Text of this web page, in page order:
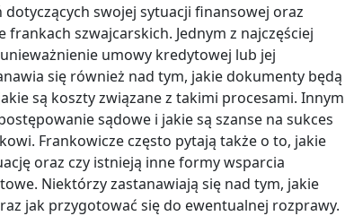
swojej sytuacji finansowej oraz
szwajcarskich. Jednym z najczęściej
umowy kredytowej lub jej
się również nad tym, jakie dokumenty będą
są koszty związane z takimi procesami. Innym
sądowe i jakie są szanse na sukces
Frankowicze często pytają także o to, jakie
oraz czy istnieją inne formy wsparcia
Niektórzy zastanawiają się nad tym, jakie
jak przygotować się do ewentualnej rozprawy.